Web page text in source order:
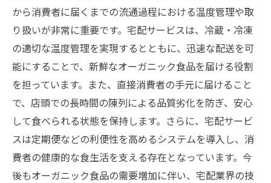
から消費者に届くまでの流通過程における温度管理や取
り扱いが非常に重要です。宅配サービスは、冷蔵・冷凍
の適切な温度管理を実現するとともに、迅速な配送を可
能にすることで、新鮮なオーガニック食品を届ける役割
を担っています。また、直接消費者の手元に届けること
で、店頭での長時間の陳列による品質劣化を防ぎ、安心
して食べられる状態を保持します。さらに、宅配サービ
スは定期便などの利便性を高めるシステムを導入し、消
費者の健康的な食生活を支える存在となっています。今
後もオーガニック食品の需要増加に伴い、宅配業界の技